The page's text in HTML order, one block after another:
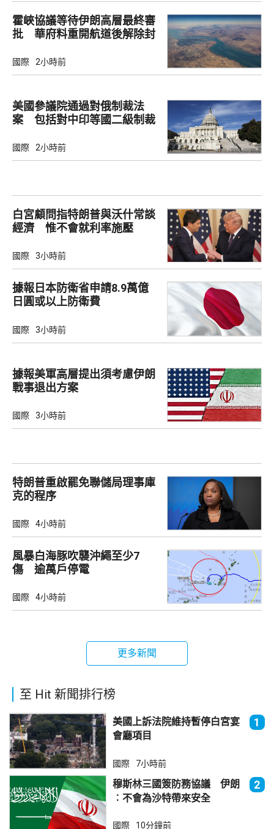
霍峽協議等待伊朗高層最終審
批 華府料重開航道後解除封
國際 2小時前
美國參議院通過對俄制裁法
案 包括對中印等國二級制裁
國際 2小時前
白宮顧問指特朗普與沃什常談
經濟 惟不會就利率施壓
國際 3小時前
據報日本防衛省申請8.9萬億
日圓或以上防衛費
國際 3小時前
據報美軍高層提出須考慮伊朗
戰事退出方案
國際 3小時前
特朗普重啟罷免聯儲局理事庫
克的程序
國際 4小時前
風暴白海豚吹襲沖繩至少7
傷 逾萬戶停電
國際 4小時前
更多新聞
至 Hit 新聞排行榜
美國上訴法院維持暫停白宮宴
會廳項目
1
國際 7小時前
穆斯林三國簽防務協議 伊朗
︰不會為沙特帶來安全
2
國際 10分鐘前